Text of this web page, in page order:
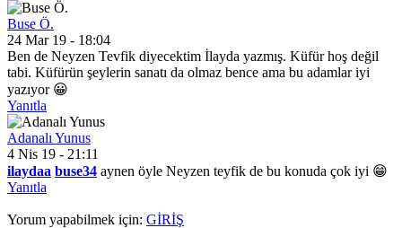
Buse Ö.
24 Mar 19 - 18:04
Ben de Neyzen Tevfik diyecektim İlayda yazmış. Küfür hoş değil
tabi. Küfürün şeylerin sanatı da olmaz bence ama bu adamlar iyi
yazıyor 😀
Yanıtla
Adanalı Yunus
4 Nis 19 - 21:11
ilaydaa buse34 aynen öyle Neyzen teyfik de bu konuda çok iyi 😁
Yanıtla
Yorum yapabilmek için: GİRİŞ